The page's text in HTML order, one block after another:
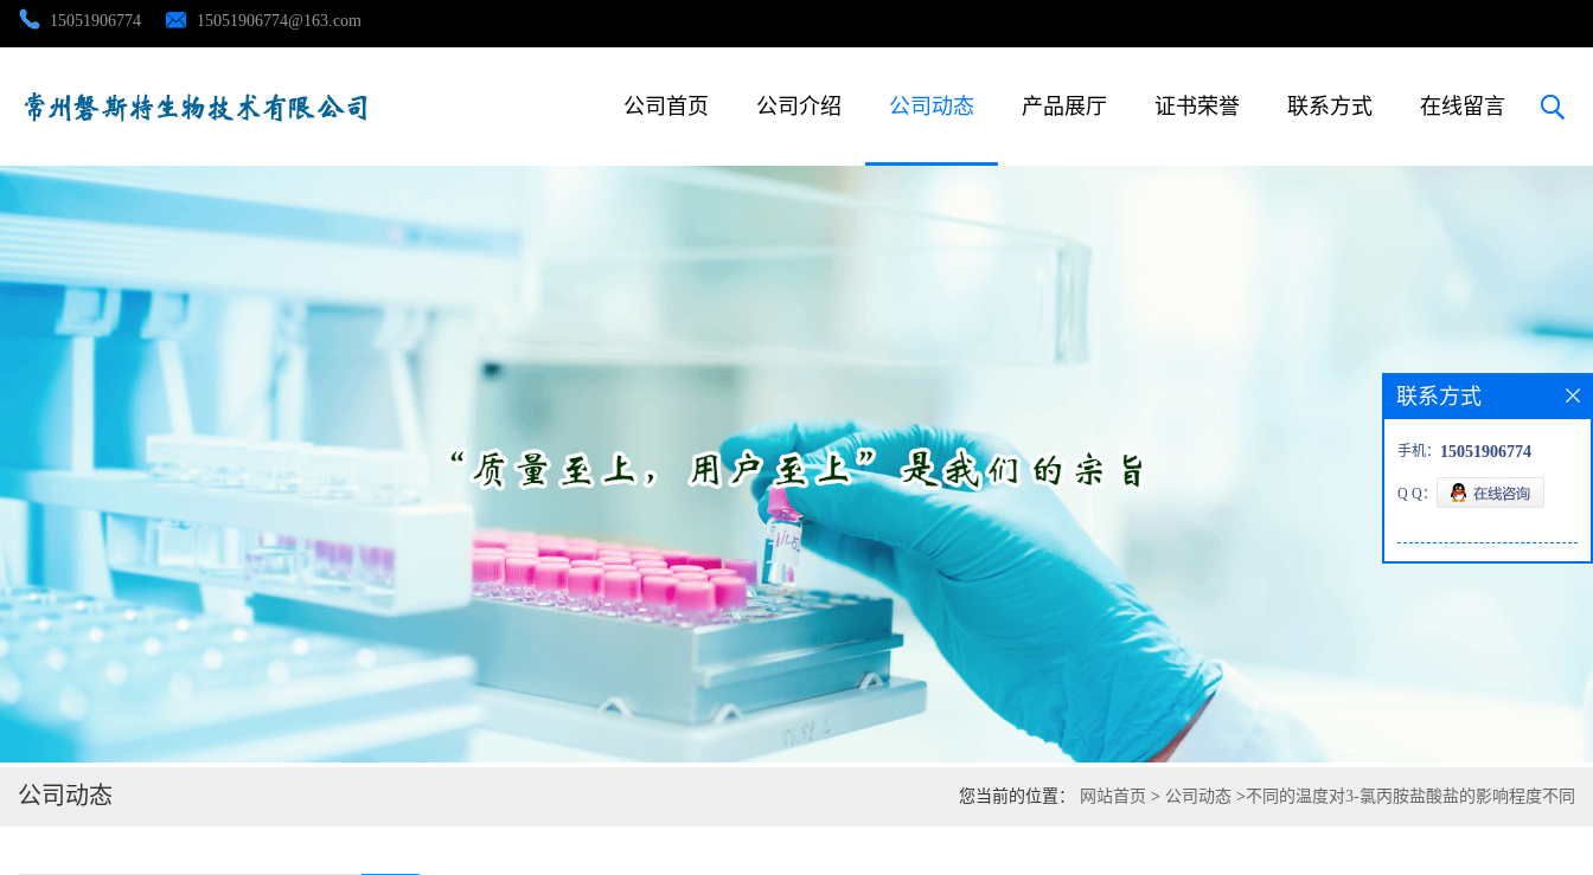
15051906774 15051906774@163.com
公司首页 公司介绍 公司动态 产品展厅 证书荣誉 联系方式 在线留言
公司首页
公司介绍
公司动态
产品展厅
联系方式
公司动态 您当前的位置： 网站首页 > 公司动态 >不同的温度对3-氯丙胺盐酸盐的影响程度不同
联系方式
手机： 15051906774
Q Q：